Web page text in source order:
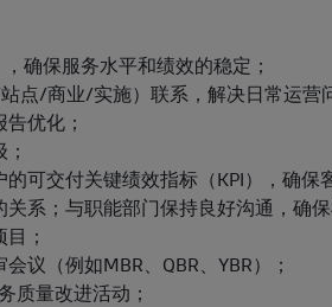
确保服务水平和绩效的稳定；
点/商业/实施）联系，解决日常运营
优化；
可交付关键绩效指标（KPI），确保
系；与职能部门保持良好沟通，确
；
议（例如MBR、QBR、YBR）；
质量改进活动；